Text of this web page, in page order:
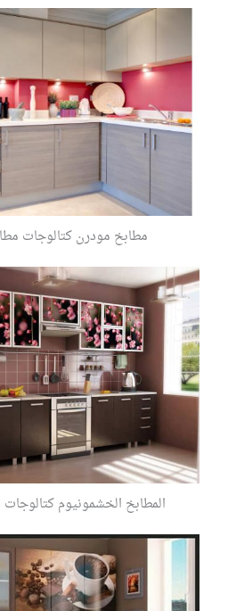
مطابخ مودرن كتالوجات
المطابخ الخشمونيوم